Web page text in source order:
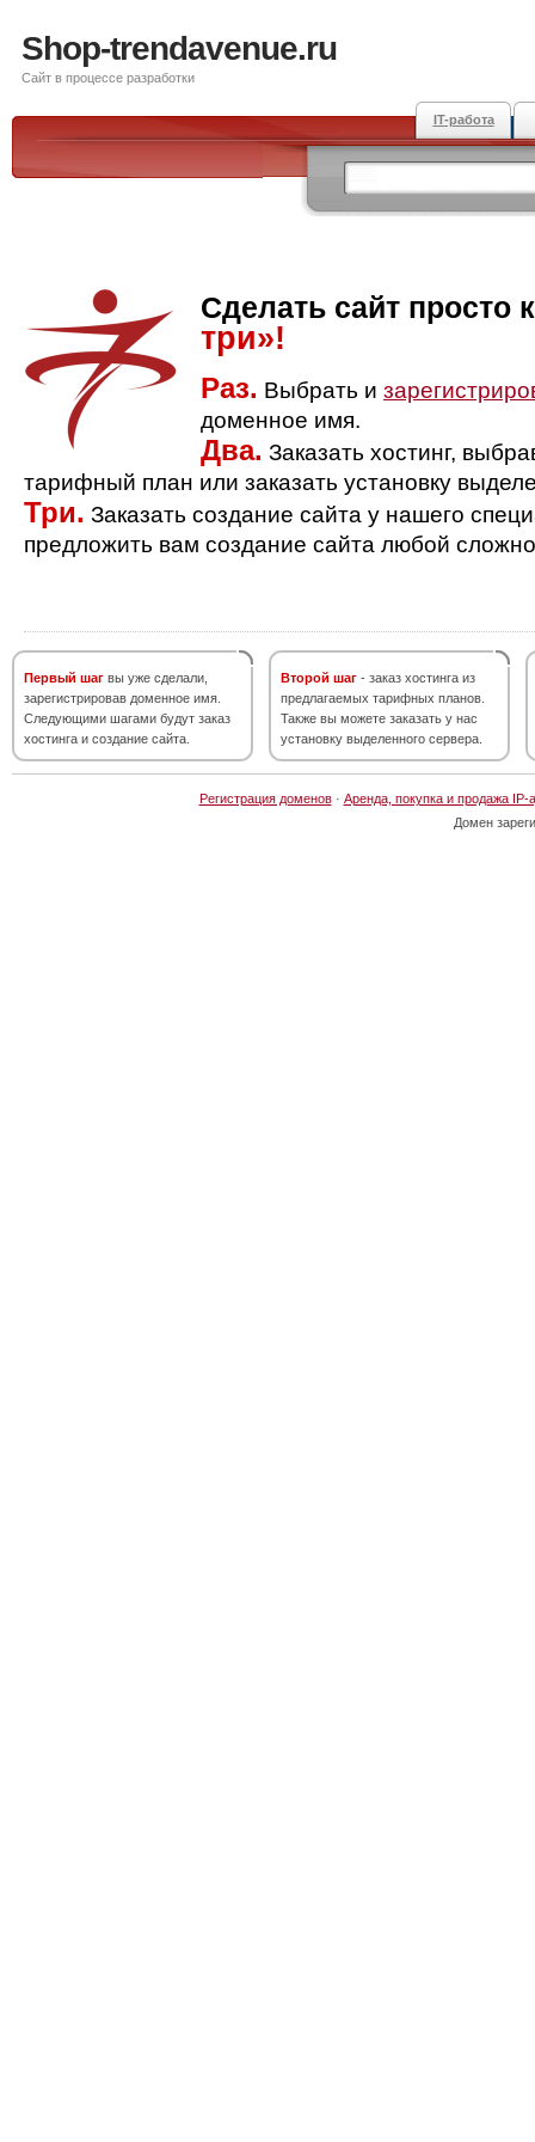
Shop-trendavenue.ru
Сайт в процессе разработки
IT-работа
Сделать сайт просто
три»!
Раз. Выбрать и
доменное имя.
Два. Заказать хостинг,
тарифный план или заказать установку
Три. Заказать создание сайта у нашего
предложить вам создание сайта любой
Первый шаг вы уже сделали,
зарегистрировав доменное имя.
Следующими шагами будут заказ
хостинга и создание сайта.
Второй шаг - заказ хостинга из
предлагаемых тарифных планов.
Также вы можете заказать у нас
установку выделенного сервера.
Регистрация доменов· Аренда, покупка и продажа IP-
Домен